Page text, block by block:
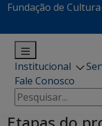
Fundação de
Institucional
Fale Conosco
Pesquisar
por: